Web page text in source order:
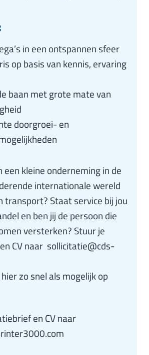
in een ontspannen sfeer
op basis van kennis, ervaring
baan met grote mate van
doorgroei- en
een kleine onderneming in de
internationale wereld
transport? Staat service bij jou
en ben jij de persoon die
versterken? Stuur je
CV naar sollicitatie@cds-
zo snel als mogelijk op
en CV naar